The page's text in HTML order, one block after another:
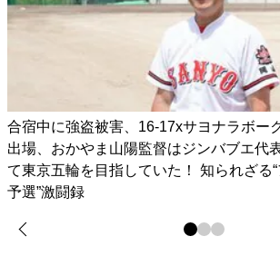
合宿中に強盗被害、16-17xサヨナラボー
出場、おかやま山陽監督はジンバブエ代
て東京五輪を目指していた！ 知られざる
予選”激闘録